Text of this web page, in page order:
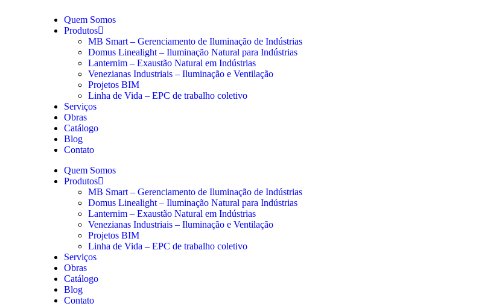
Quem Somos
Produtos
MB Smart – Gerenciamento de Iluminação de Indústrias
Domus Linealight – Iluminação Natural para Indústrias
Lanternim – Exaustão Natural em Indústrias
Venezianas Industriais – Iluminação e Ventilação
Projetos BIM
Linha de Vida – EPC de trabalho coletivo
Serviços
Obras
Catálogo
Blog
Contato
Quem Somos
Produtos
MB Smart – Gerenciamento de Iluminação de Indústrias
Domus Linealight – Iluminação Natural para Indústrias
Lanternim – Exaustão Natural em Indústrias
Venezianas Industriais – Iluminação e Ventilação
Projetos BIM
Linha de Vida – EPC de trabalho coletivo
Serviços
Obras
Catálogo
Blog
Contato